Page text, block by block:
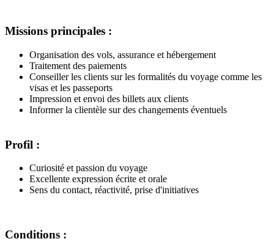
Missions principales :
Organisation des vols, assurance et hébergement
Traitement des paiements
Conseiller les clients sur les formalités du voyage comme les
visas et les passeports
Impression et envoi des billets aux clients
Informer la clientèle sur des changements éventuels
Profil :
Curiosité et passion du voyage
Excellente expression écrite et orale
Sens du contact, réactivité, prise d'initiatives
Conditions :